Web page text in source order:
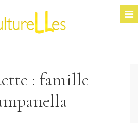
: famille